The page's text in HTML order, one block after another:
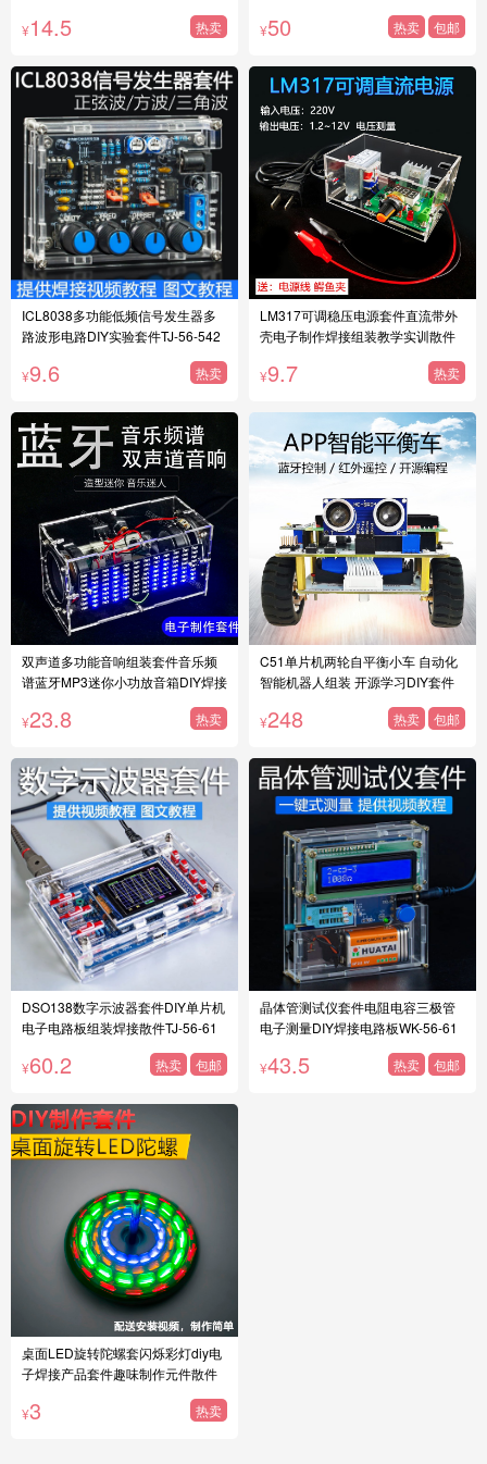
¥14.5 热卖 ¥50 热卖 包邮
ICL8038多功能低频信号发生器多
路波形电路DIY实验套件TJ-56-542
¥9.6 热卖
LM317可调稳压电源套件直流带外
壳电子制作焊接组装教学实训散件
¥9.7 热卖
双声道多功能音响组装套件音乐频
谱蓝牙MP3迷你小功放音箱DIY焊接
¥23.8 热卖
C51单片机两轮自平衡小车 自动化
智能机器人组装 开源学习DIY套件
¥248 热卖 包邮
DSO138数字示波器套件DIY单片机
电子电路板组装焊接散件TJ-56-61
¥60.2 热卖 包邮
晶体管测试仪套件电阻电容三极管
电子测量DIY焊接电路板WK-56-61
¥43.5 热卖 包邮
桌面LED旋转陀螺套闪烁彩灯diy电
子焊接产品套件趣味制作元件散件
¥3 热卖